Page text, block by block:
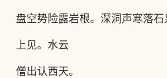
盘空势险露岩根。深洞声寒落
上见。水云
僧出认西天。